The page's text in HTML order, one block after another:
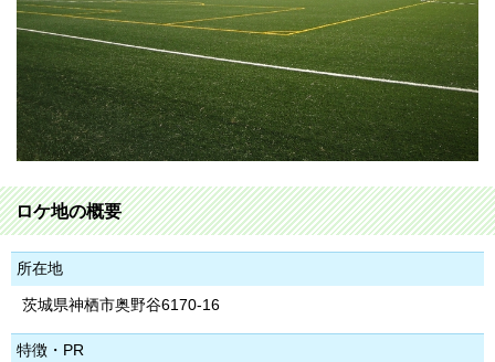
ロケ地の概要
所在地
茨城県神栖市奥野谷6170-16
特徴・PR